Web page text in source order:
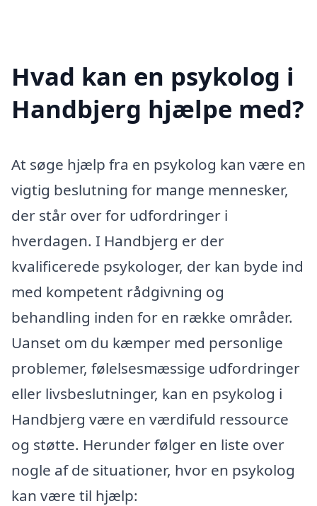
Hvad kan en psykolog i
Handbjerg hjælpe med?
At søge hjælp fra en psykolog kan være en
vigtig beslutning for mange mennesker,
der står over for udfordringer i
hverdagen. I Handbjerg er der
kvalificerede psykologer, der kan byde ind
med kompetent rådgivning og
behandling inden for en række områder.
Uanset om du kæmper med personlige
problemer, følelsesmæssige udfordringer
eller livsbeslutninger, kan en psykolog i
Handbjerg være en værdifuld ressource
og støtte. Herunder følger en liste over
nogle af de situationer, hvor en psykolog
kan være til hjælp: